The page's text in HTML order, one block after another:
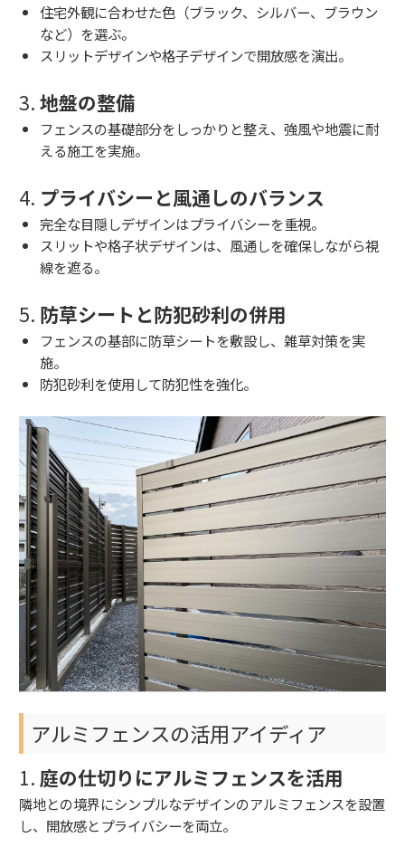
住宅外観に合わせた色（ブラック、シルバー、ブラウン
など）を選ぶ。
スリットデザインや格子デザインで開放感を演出。
3. 地盤の整備
フェンスの基礎部分をしっかりと整え、強風や地震に耐
える施工を実施。
4. プライバシーと風通しのバランス
完全な目隠しデザインはプライバシーを重視。
スリットや格子状デザインは、風通しを確保しながら視
線を遮る。
5. 防草シートと防犯砂利の併用
フェンスの基部に防草シートを敷設し、雑草対策を実
施。
防犯砂利を使用して防犯性を強化。
アルミフェンスの活用アイディア
1. 庭の仕切りにアルミフェンスを活用
隣地との境界にシンプルなデザインのアルミフェンスを設置
し、開放感とプライバシーを両立。